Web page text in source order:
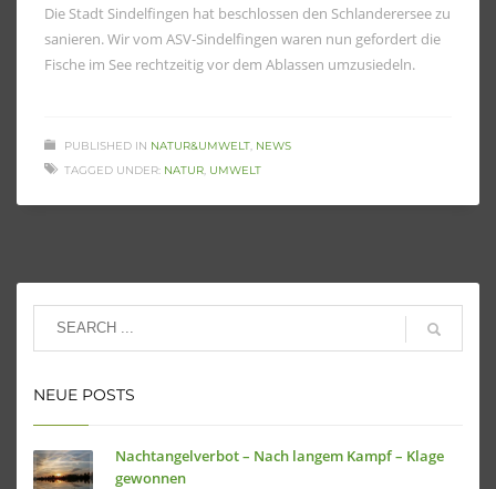
Die Stadt Sindelfingen hat beschlossen den Schlanderersee zu
sanieren. Wir vom ASV-Sindelfingen waren nun gefordert die
Fische im See rechtzeitig vor dem Ablassen umzusiedeln.
PUBLISHED IN NATUR&UMWELT, NEWS
TAGGED UNDER: NATUR, UMWELT
NEUE POSTS
Nachtangelverbot – Nach langem Kampf – Klage
gewonnen